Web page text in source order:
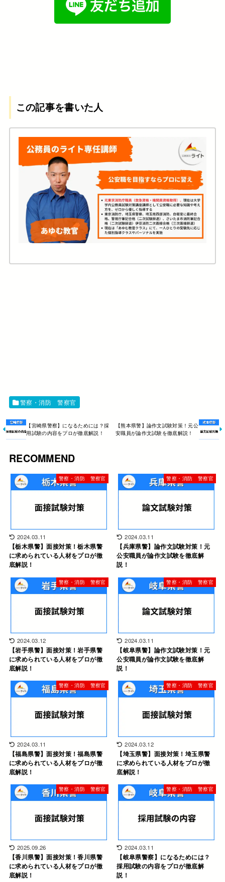
この記事を書いた人
警察・消防 警察官
【宮崎県警察】になるためには？採
用試験の内容をプロが徹底解説！
【熊本県警】論作文試験対策！元公
安職員が論作文試験を徹底解説！
RECOMMEND
警察・消防 警察官
2024.03.11
【栃木県警】面接対策！栃木県警
に求められている人材をプロが徹
底解説！
警察・消防 警察官
2024.03.11
【兵庫県警】論作文試験対策！元
公安職員が論作文試験を徹底解
説！
警察・消防 警察官
2024.03.12
【岩手県警】面接対策！岩手県警
に求められている人材をプロが徹
底解説！
警察・消防 警察官
2024.03.11
【岐阜県警】論作文試験対策！元
公安職員が論作文試験を徹底解
説！
警察・消防 警察官
2024.03.11
【福島県警】面接対策！福島県警
に求められている人材をプロが徹
底解説！
警察・消防 警察官
2024.03.12
【埼玉県警】面接対策！埼玉県警
に求められている人材をプロが徹
底解説！
警察・消防 警察官
2025.09.26
【香川県警】面接対策！香川県警
に求められている人材をプロが徹
底解説！
警察・消防 警察官
2024.03.11
【岐阜県警察】になるためには？
採用試験の内容をプロが徹底解
説！